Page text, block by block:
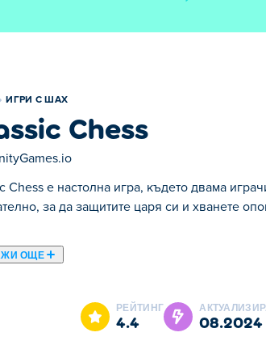
ИГРИ С ШАХ
Chess
Chess е настолна игра, където двама
за да защитите царя си и хванете
ОЩЕ
която можете да покажете своите
се на приятелски мач с
на тази класическа игра. Готови
РЕЙТИНГ
4.4 08.2024